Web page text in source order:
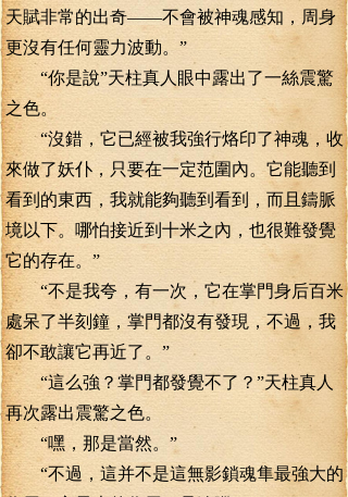
天賦非常的出奇——不會被神魂感知，周身
更沒有任何靈力波動。”
“你是說”天柱真人眼中露出了一絲震驚
之色。
“沒錯，它已經被我強行烙印了神魂，收
來做了妖仆，只要在一定范圍內。它能聽到
看到的東西，我就能夠聽到看到，而且鑄脈
境以下。哪怕接近到十米之內，也很難發覺
它的存在。”
“不是我夸，有一次，它在掌門身后百米
處呆了半刻鐘，掌門都沒有發現，不過，我
卻不敢讓它再近了。”
“這么強？掌門都發覺不了？”天柱真人
再次露出震驚之色。
“嘿，那是當然。”
“不過，這并不是這無影鎖魂隼最強大的